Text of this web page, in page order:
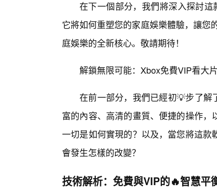
在下一個部分，我們將深入探討
它將如何重塑您的家庭娛樂體驗，讓您
庭娛樂的全新核心。敬請期待！
解鎖無限可能：Xbox免費VIP看大
在前一部分，我們已經初💡步了
富的內容、高清的畫質、便捷的操作
一切是如何實現的？以及，當您將這
會發生怎樣的改變？
技術解析：免費與VIP的🔥智慧平